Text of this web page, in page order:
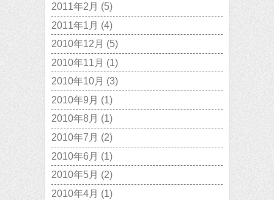
2011年2月 (5)
2011年1月 (4)
2010年12月 (5)
2010年11月 (1)
2010年10月 (3)
2010年9月 (1)
2010年8月 (1)
2010年7月 (2)
2010年6月 (1)
2010年5月 (2)
2010年4月 (1)